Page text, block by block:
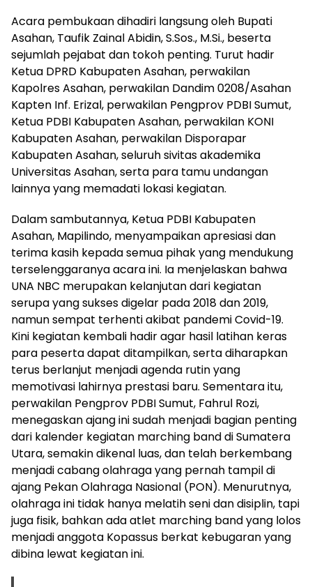
Acara pembukaan dihadiri langsung oleh Bupati
Asahan, Taufik Zainal Abidin, S.Sos., M.Si., beserta
sejumlah pejabat dan tokoh penting. Turut hadir
Ketua DPRD Kabupaten Asahan, perwakilan
Kapolres Asahan, perwakilan Dandim 0208/Asahan
Kapten Inf. Erizal, perwakilan Pengprov PDBI Sumut,
Ketua PDBI Kabupaten Asahan, perwakilan KONI
Kabupaten Asahan, perwakilan Disporapar
Kabupaten Asahan, seluruh sivitas akademika
Universitas Asahan, serta para tamu undangan
lainnya yang memadati lokasi kegiatan.
Dalam sambutannya, Ketua PDBI Kabupaten
Asahan, Mapilindo, menyampaikan apresiasi dan
terima kasih kepada semua pihak yang mendukung
terselenggaranya acara ini. Ia menjelaskan bahwa
UNA NBC merupakan kelanjutan dari kegiatan
serupa yang sukses digelar pada 2018 dan 2019,
namun sempat terhenti akibat pandemi Covid-19.
Kini kegiatan kembali hadir agar hasil latihan keras
para peserta dapat ditampilkan, serta diharapkan
terus berlanjut menjadi agenda rutin yang
memotivasi lahirnya prestasi baru. Sementara itu,
perwakilan Pengprov PDBI Sumut, Fahrul Rozi,
menegaskan ajang ini sudah menjadi bagian penting
dari kalender kegiatan marching band di Sumatera
Utara, semakin dikenal luas, dan telah berkembang
menjadi cabang olahraga yang pernah tampil di
ajang Pekan Olahraga Nasional (PON). Menurutnya,
olahraga ini tidak hanya melatih seni dan disiplin, tapi
juga fisik, bahkan ada atlet marching band yang lolos
menjadi anggota Kopassus berkat kebugaran yang
dibina lewat kegiatan ini.